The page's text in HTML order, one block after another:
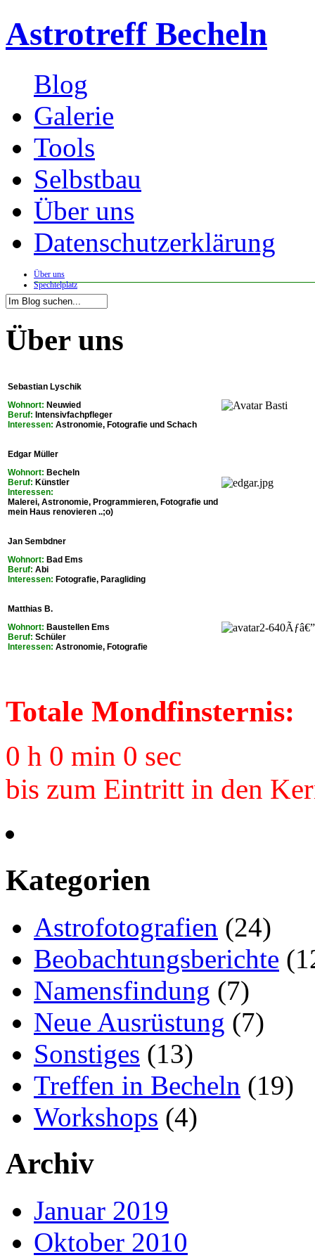
Astrotreff Becheln
Blog
Galerie
Tools
Selbstbau
Über uns
Datenschutzerklärung
Über uns
Spechtelplatz
Über uns
Sebastian Lyschik
Wohnort: Neuwied
Beruf: Intensivfachpfleger
Interessen: Astronomie, Fotografie und Schach
Edgar Müller
Wohnort: Becheln
Beruf: Künstler
Interessen:
Malerei, Astronomie, Programmieren, Fotografie und
mein Haus renovieren ..;o)
Jan Sembdner
Wohnort: Bad Ems
Beruf: Abi
Interessen: Fotografie, Paragliding
Matthias B.
Wohnort: Baustellen Ems
Beruf: Schüler
Interessen: Astronomie, Fotografie
Totale Mondfinsternis:
0 h 0 min 0 sec
bis zum Eintritt in den
Kategorien
Astrofotografien (24)
Beobachtungsberichte
Namensfindung (7)
Neue Ausrüstung (7)
Sonstiges (13)
Treffen in Becheln (19)
Workshops (4)
Archiv
Januar 2019
Oktober 2010